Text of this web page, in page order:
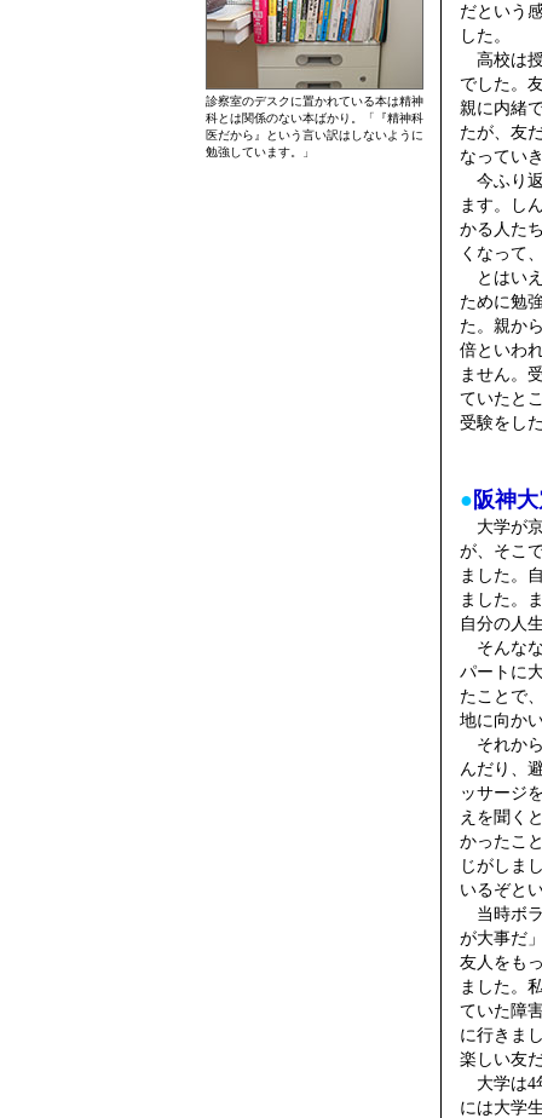
診察室のデスクに置かれている本は精神
科とは関係のない本ばかり。「『精神科
医だから』という言い訳はしないように
勉強しています。」
だという
した。
高校は
でした。
親に内緒
たが、友
なってい
今ふり
ます。し
かる人た
くなって
とはい
ために勉
た。親か
倍といわ
ません。
ていたと
受験をし
● 阪神
大学が
が、そこ
ました。
ました。
自分の人
そんな
パートに
たことで
地に向か
それか
んだり、
ッサージ
えを聞く
かったこ
じがしま
いるぞと
当時ボ
が大事だ
友人をも
ました。
ていた障
に行きま
楽しい友
大学は4
には大学